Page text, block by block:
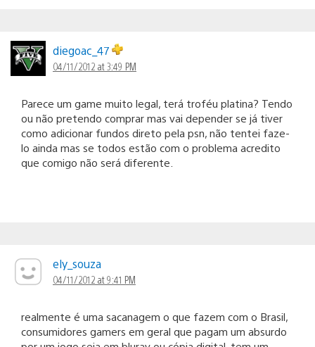
diegoac_47
04/11/2012 at 3:49 PM
Parece um game muito legal, terá troféu platina? Tendo
ou não pretendo comprar mas vai depender se já tiver
como adicionar fundos direto pela psn, não tentei faze-
lo ainda mas se todos estão com o problema acredito
que comigo não será diferente.
ely_souza
04/11/2012 at 9:41 PM
realmente é uma sacanagem o que fazem com o Brasil,
consumidores gamers em geral que pagam um absurdo